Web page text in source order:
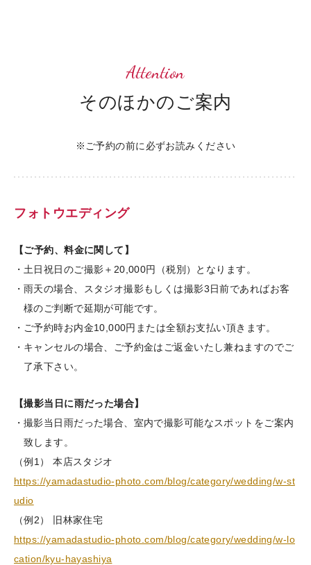
ご希望のお日にちをお聞かせください。※ご予約
の際はご予約金として10,000円を納めて頂きま
ご利用ガイド
撮影当日に山田写真館でお支度された方に限り当館でのスタジ
オで撮影が可能です。ご希望のイメージを遠慮なくお伝えくだ
さい。
Attention
そのほかのご案内
※ご予約の前に必ずお読みください
フォトウエディング
【ご予約、料金に関して】
土日祝日のご撮影＋20,000円（税別）となります。
雨天の場合、スタジオ撮影もしくは撮影3日前であればお客
様のご判断で延期が可能です。
ご予約時お内金10,000円または全額お支払い頂きます。
キャンセルの場合、ご予約金はご返金いたし兼ねますのでご
了承下さい。
【撮影当日に雨だった場合】
撮影当日雨だった場合、室内で撮影可能なスポットをご案内
致します。
（例1） 本店スタジオ
https://yamadastudio-photo.com/blog/category/wedding/w-st
udio
（例2） 旧林家住宅
https://yamadastudio-photo.com/blog/category/wedding/w-lo
cation/kyu-hayashiya